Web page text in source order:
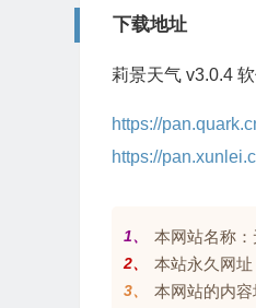
下载地址
莉景天气 v3.0.4
https://
https://
1、 本网站名称
2、 本站永久网
3、 本网站的内